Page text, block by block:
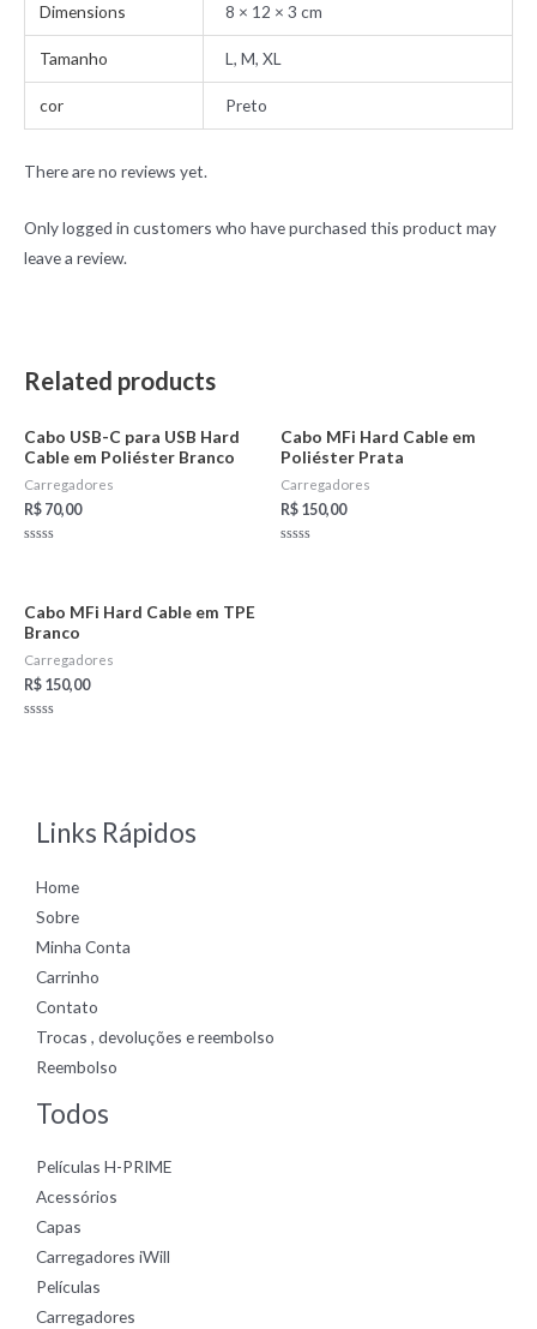
Dimensions 8 × 12 × 3 cm
Tamanho L, M, XL
cor Preto
There are no reviews yet.
Only logged in customers who have purchased this product may
leave a review.
Related products
Cabo USB-C para USB Hard
Cable em Poliéster Branco
Carregadores
R$ 70,00
5
Cabo MFi Hard Cable em
Poliéster Prata
Carregadores
R$ 150,00
Cabo MFi Hard Cable em TPE
Branco
Carregadores
R$ 150,00
Links Rápidos
Home
Sobre
Minha Conta
Carrinho
Contato
Trocas , devoluções e reembolso
Reembolso
Todos
Películas H-PRIME
Acessórios
Capas
Carregadores iWill
Películas
Carregadores